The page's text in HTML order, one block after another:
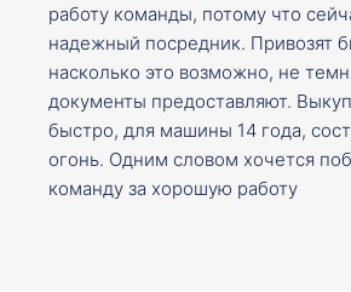
работу команды, потому что
надежный посредник. Привозят
насколько это возможно, не
документы предоставляют.
быстро, для машины 14 года,
огонь. Одним словом хочется
команду за хорошую работу